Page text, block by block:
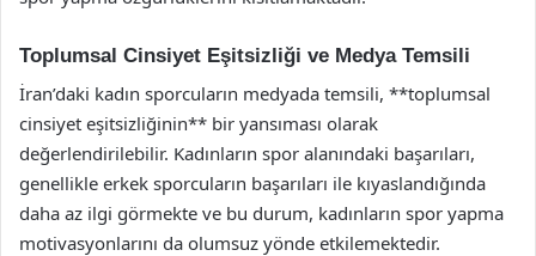
Toplumsal Cinsiyet Eşitsizliği ve Medya Temsili
İran’daki kadın sporcuların medyada temsili, **toplumsal
cinsiyet eşitsizliğinin** bir yansıması olarak
değerlendirilebilir. Kadınların spor alanındaki başarıları,
genellikle erkek sporcuların başarıları ile kıyaslandığında
daha az ilgi görmekte ve bu durum, kadınların spor yapma
motivasyonlarını da olumsuz yönde etkilemektedir.